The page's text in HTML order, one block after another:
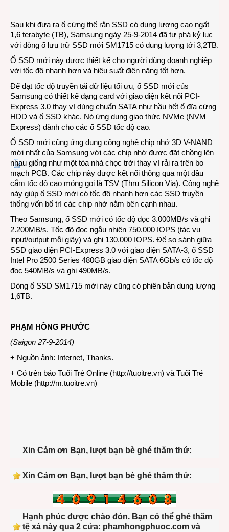
dung
Sau khi đưa ra ổ cứng thể rắn SSD có dung lượng cao ngất
1,6 terabyte (TB), Samsung ngày 25-9-2014 đã tự phá kỷ lục
với dòng ổ lưu trữ SSD mới SM1715 có dung lượng tới 3,2TB.
Ổ SSD mới này được thiết kế cho người dùng doanh nghiệp
với tốc độ nhanh hơn và hiệu suất điện năng tốt hơn.
Để đạt tốc độ truyền tải dữ liệu tối ưu, ổ SSD mới củs
Samsung có thiết kế dạng card với giao diện kết nối PCI-
Express 3.0 thay vì dùng chuẩn SATA như hầu hết ổ đĩa cứng
HDD và ổ SSD khác. Nó ứng dụng giao thức NVMe (NVM
Express) dành cho các ổ SSD tốc độ cao.
Ổ SSD mới cũng ứng dụng công nghệ chip nhớ 3D V-NAND
mới nhất của Samsung với các chip nhớ được đặt chồng lên
nhau giống như một tòa nhà chọc trời thay vì rải ra trên bo
mạch PCB. Các chip này được kết nối thông qua một đầu
cắm tốc độ cao mỏng gọi là TSV (Thru Silicon Via). Công nghệ
này giúp ổ SSD mới có tốc độ nhanh hơn các SSD truyền
thống vốn bố trí các chip nhớ nằm bên cạnh nhau.
Theo Samsung, ổ SSD mới có tốc độ đọc 3.000MB/s và ghi
2.200MB/s. Tốc độ đọc ngẫu nhiên 750.000 IOPS (tác vụ
input/output mỗi giây) và ghi 130.000 IOPS. Để so sánh giữa
SSD giao diện PCI-Express 3.0 với giao diện SATA-3, ổ SSD
Intel Pro 2500 Series 480GB giao diện SATA 6Gb/s có tốc độ
đọc 540MB/s và ghi 490MB/s.
Dòng ổ SSD SM1715 mới này cũng có phiên bản dung lượng
1,6TB.
PHẠM HỒNG PHƯỚC
(Saigon 27-9-2014)
+ Nguồn ảnh: Internet, Thanks.
+ Có trên báo Tuổi Trẻ Online (http://tuoitre.vn) và Tuổi Trẻ
Mobile (http://m.tuoitre.vn)
Xin Cảm ơn Bạn, lượt bạn bè ghé thăm thứ:
Xin Cảm ơn Bạn, lượt bạn bè ghé thăm thứ:
Hạnh phúc được chào đón. Bạn có thể ghé thăm
tệ xá này qua 2 cửa: phamhongphuoc.com và